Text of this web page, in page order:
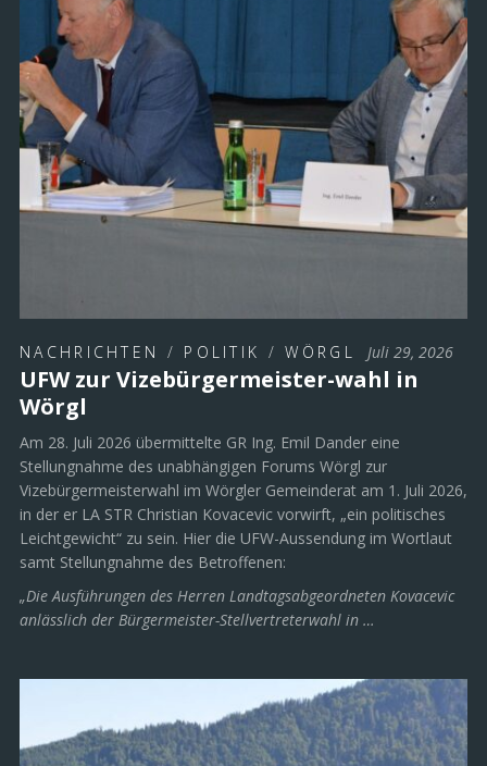
NACHRICHTEN / POLITIK /WÖRGL Juli 29, 2026
UFW zur Vizebürgermeister-wahl in
Wörgl
Am 28. Juli 2026 übermittelte GR Ing. Emil Dander eine
Stellungnahme des unabhängigen Forums Wörgl zur
Vizebürgermeisterwahl im Wörgler Gemeinderat am 1. Juli 2026,
in der er LA STR Christian Kovacevic vorwirft, „ein politisches
Leichtgewicht“ zu sein. Hier die UFW-Aussendung im Wortlaut
samt Stellungnahme des Betroffenen:
„Die Ausführungen des Herren Landtagsabgeordneten Kovacevic
anlässlich der Bürgermeister-Stellvertreterwahl in …